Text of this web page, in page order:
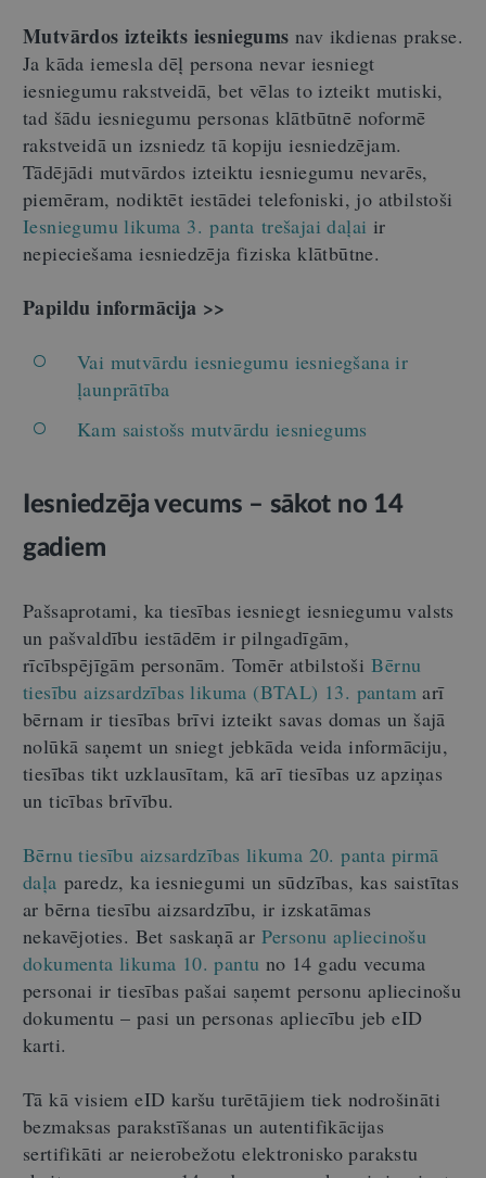
Mutvārdos izteikts iesniegums nav ikdienas prakse.
Ja kāda iemesla dēļ persona nevar iesniegt
iesniegumu rakstveidā, bet vēlas to izteikt mutiski,
tad šādu iesniegumu personas klātbūtnē noformē
rakstveidā un izsniedz tā kopiju iesniedzējam.
Tādējādi mutvārdos izteiktu iesniegumu nevarēs,
piemēram, nodiktēt iestādei telefoniski, jo atbilstoši
Iesniegumu likuma 3. panta trešajai daļai ir
nepieciešama iesniedzēja fiziska klātbūtne.
Papildu informācija >>
Vai mutvārdu iesniegumu iesniegšana ir
ļaunprātība
Kam saistošs mutvārdu iesniegums
Iesniedzēja vecums – sākot no 14
gadiem
Pašsaprotami, ka tiesības iesniegt iesniegumu valsts
un pašvaldību iestādēm ir pilngadīgām,
rīcībspējīgām personām. Tomēr atbilstošiBērnu
tiesību aizsardzības likuma (BTAL) 13. pantam arī
bērnam ir tiesības brīvi izteikt savas domas un šajā
nolūkā saņemt un sniegt jebkāda veida informāciju,
tiesības tikt uzklausītam, kā arī tiesības uz apziņas
un ticības brīvību.
Bērnu tiesību aizsardzības likuma 20. panta pirmā
daļa paredz, ka iesniegumi un sūdzības, kas saistītas
ar bērna tiesību aizsardzību, ir izskatāmas
nekavējoties. Bet saskaņā ar Personu apliecinošu
dokumenta likuma 10. pantu no 14 gadu vecuma
personai ir tiesības pašai saņemt personu apliecinošu
dokumentu – pasi un personas apliecību jeb eID
karti.
Tā kā visiem eID karšu turētājiem tiek nodrošināti
bezmaksas parakstīšanas un autentifikācijas
sertifikāti ar neierobežotu elektronisko parakstu